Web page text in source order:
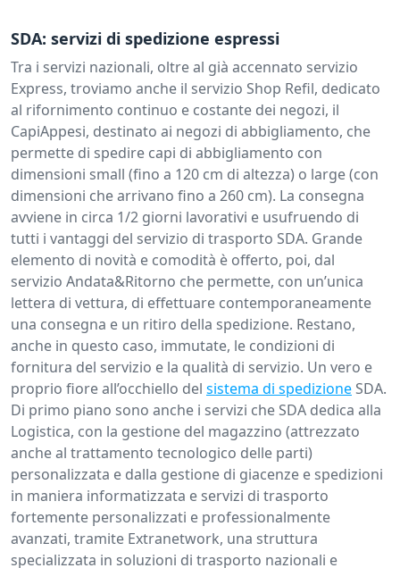
SDA: servizi di spedizione espressi
Tra i servizi nazionali, oltre al già accennato servizio
Express, troviamo anche il servizio Shop Refil, dedicato
al rifornimento continuo e costante dei negozi, il
CapiAppesi, destinato ai negozi di abbigliamento, che
permette di spedire capi di abbigliamento con
dimensioni small (fino a 120 cm di altezza) o large (con
dimensioni che arrivano fino a 260 cm). La consegna
avviene in circa 1/2 giorni lavorativi e usufruendo di
tutti i vantaggi del servizio di trasporto SDA. Grande
elemento di novità e comodità è offerto, poi, dal
servizio Andata&Ritorno che permette, con un’unica
lettera di vettura, di effettuare contemporaneamente
una consegna e un ritiro della spedizione. Restano,
anche in questo caso, immutate, le condizioni di
fornitura del servizio e la qualità di servizio. Un vero e
proprio fiore all’occhiello del sistema di spedizioneSDA.
Di primo piano sono anche i servizi che SDA dedica alla
Logistica, con la gestione del magazzino (attrezzato
anche al trattamento tecnologico delle parti)
personalizzata e dalla gestione di giacenze e spedizioni
in maniera informatizzata e servizi di trasporto
fortemente personalizzati e professionalmente
avanzati, tramite Extranetwork, una struttura
specializzata in soluzioni di trasporto nazionali e